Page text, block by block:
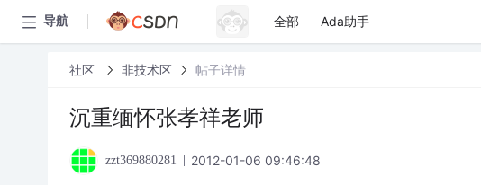
导航 全部 Ada助手
社区 非技术区 帖子详情
沉重缅怀张孝祥老师
zzt369880281 2012-01-06 09:46:48